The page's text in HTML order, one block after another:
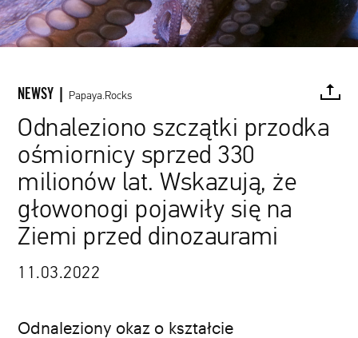
NEWSY | Papaya.Rocks
Odnaleziono szczątki przodka
ośmiornicy sprzed 330
milionów lat. Wskazują, że
głowonogi pojawiły się na
Ziemi przed dinozaurami
11.03.2022
FACEBOOK TWITTER PINTEREST
Odnaleziony okaz o kształcie